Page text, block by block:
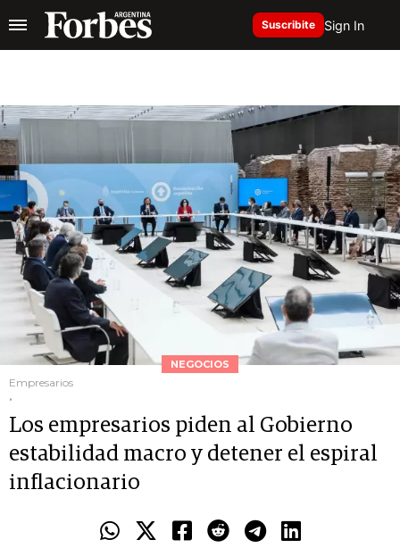
Suscribite Sign In
NEGOCIOS
Empresarios
.
Los empresarios piden al Gobierno
estabilidad macro y detener el espiral
inflacionario